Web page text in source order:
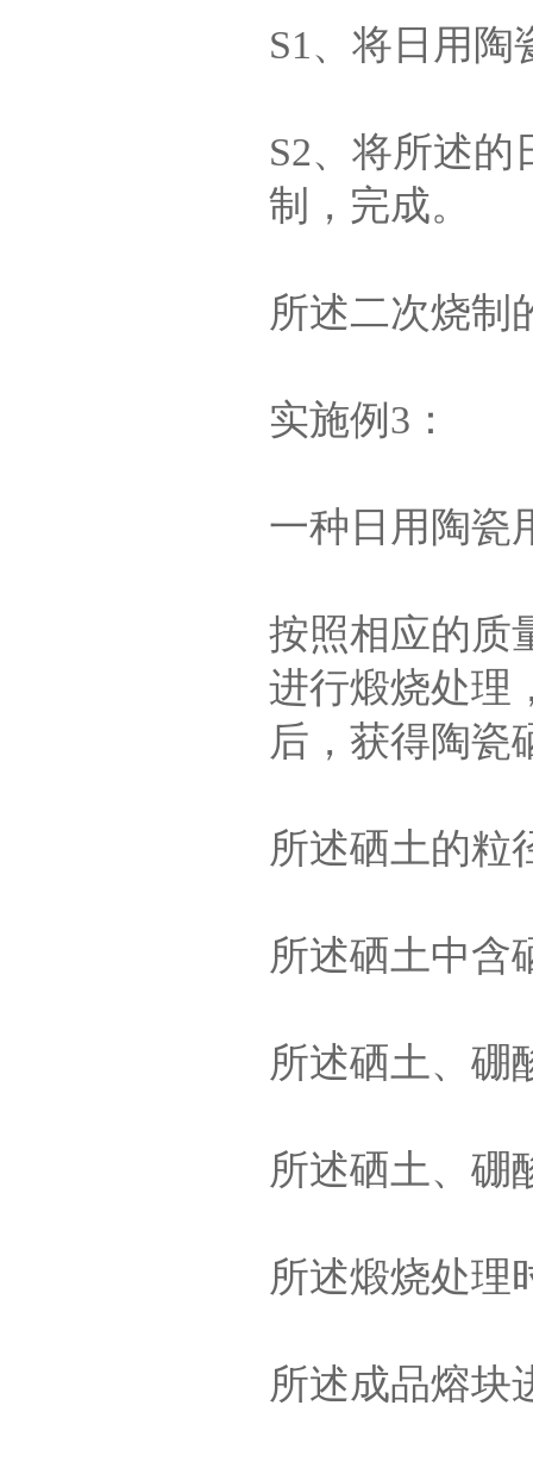
S1、将日用
S2、将所述
制，完成。
所述二次烧制
实施例3：
一种日用陶瓷
按照相应的质
进行煅烧处理
后，获得陶瓷
所述硒土的粒
所述硒土中含
所述硒土、硼
所述硒土、硼
所述煅烧处理
所述成品熔块